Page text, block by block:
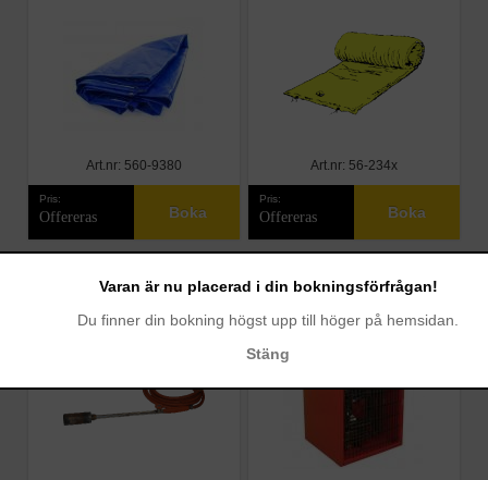
Varan är nu placerad i din bokningsförfrågan!
Du finner din bokning högst upp till höger på hemsidan.
Stäng
Art.nr: 560-9380
Pris:
Offereras Boka
Art.nr: 56-234x
Pris:
Offereras Boka
Gasolbrännare, rak Elvärmare, 220 W 2 kW